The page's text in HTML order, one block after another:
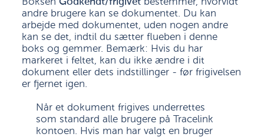
Boksen Godkendt/frigivet bestemmer, hvorvidt
andre brugere kan se dokumentet. Du kan
arbejde med dokumentet, uden nogen andre
kan se det, indtil du sætter flueben i denne
boks og gemmer. Bemærk: Hvis du har
markeret i feltet, kan du ikke ændre i dit
dokument eller dets indstillinger - før frigivelsen
er fjernet igen.
Når et dokument frigives underrettes
som standard alle brugere på Tracelink
kontoen. Hvis man har valgt en bruger